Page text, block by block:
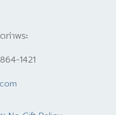
าพระ
1421
No Gift Policy